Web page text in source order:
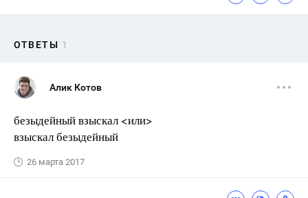
ОТВЕТЫ 1
Алик Котов
безыдейный взыскал <или>
взыскал безыдейный
26 марта 2017